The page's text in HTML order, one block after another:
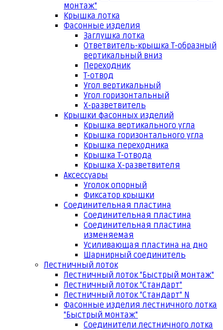
монтаж"
Крышка лотка
Фасонные изделия
Заглушка лотка
Ответвитель-крышка Т-образный
вертикальный вниз
Переходник
Т-отвод
Угол вертикальный
Угол горизонтальный
Х-разветвитель
Крышки фасонных изделий
Крышка вертикального угла
Крышка горизонтального угла
Крышка переходника
Крышка Т-отвода
Крышка Х-разветвителя
Аксессуары
Уголок опорный
Фиксатор крышки
Соединительная пластина
Соединительная пластина
Соединительная пластина
изменяемая
Усиливающая пластина на дно
Шарнирный соединитель
Лестничный лоток
Лестничный лоток "Быстрый монтаж"
Лестничный лоток "Стандарт"
Лестничный лоток "Стандарт" N
Фасонные изделия лестничного лотка
"Быстрый монтаж"
Соединители лестничного лотка